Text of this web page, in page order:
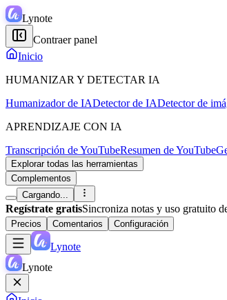
Lynote
Contraer panel
Inicio
HUMANIZAR Y DETECTAR IA
Humanizador de IADetector de IADetector de
APRENDIZAJE CON IA
Transcripción de YouTubeResumen de YouTube
Explorar todas las herramientas
Complementos
Cargando...
Regístrate gratisSincroniza notas y uso gratuito
Precios
Comentarios Configuración
Lynote
Lynote